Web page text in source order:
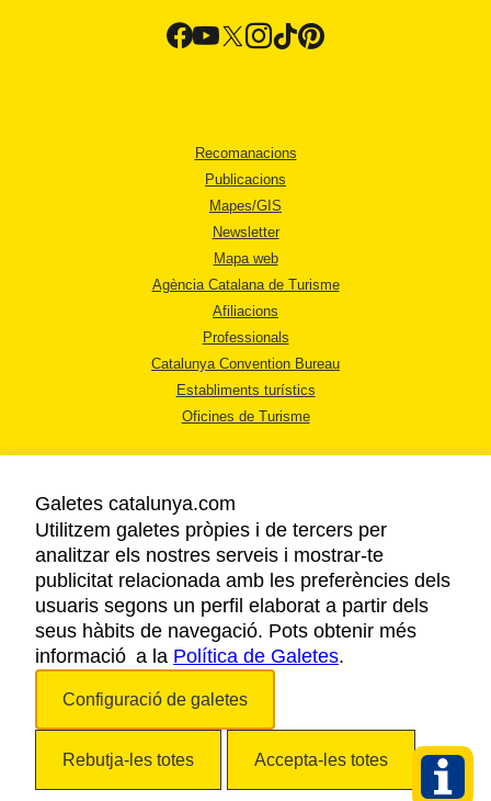
Recomanacions
Publicacions
Mapes/GIS
Newsletter
Mapa web
Agència Catalana de Turisme
Afiliacions
Professionals
Catalunya Convention Bureau
Establiments turístics
Oficines de Turisme
AVÍS LEGAL
POLÍTICA DE PRIVACITAT
COOKIES
ACCESSIBILITAT
Galetes catalunya.com
Utilitzem galetes pròpies i de tercers per
analitzar els nostres serveis i mostrar-te
publicitat relacionada amb les preferències dels
usuaris segons un perfil elaborat a partir dels
seus hàbits de navegació. Pots obtenir més
informació a la Política de Galetes.
Configuració de galetes
Rebutja-les totes Accepta-les totes